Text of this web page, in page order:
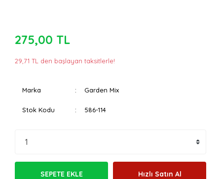
275,00 TL
29,71 TL den başlayan taksitlerle!
Marka Garden Mix
Stok Kodu 586-114
SEPETE EKLE Hızlı Satın Al